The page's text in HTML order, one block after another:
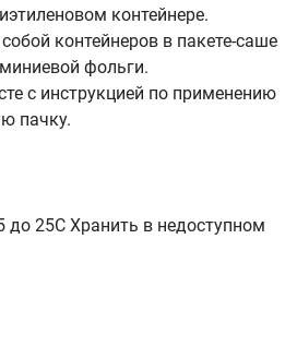
контейнере.
контейнеров в пакете-саше
фольги.
с инструкцией по применению
пачку.
до 25С Хранить в недоступном